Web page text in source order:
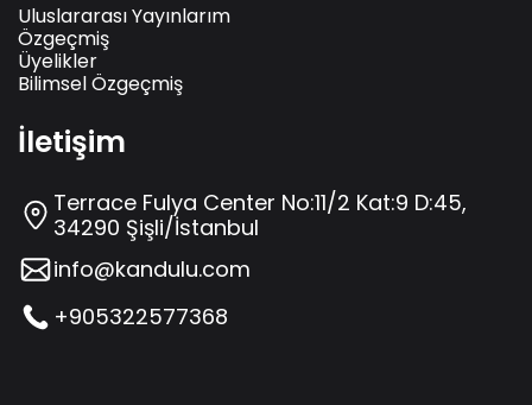
Uluslararası Yayınlarım
Özgeçmiş
Üyelikler
Bilimsel Özgeçmiş
İletişim
Terrace Fulya Center No:11/2 Kat:9 D:45,
34290 Şişli/İstanbul
info@kandulu.com
+905322577368